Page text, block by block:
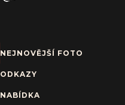
NEJNOVĚJŠÍ FOTO
ODKAZY
NABÍDKA